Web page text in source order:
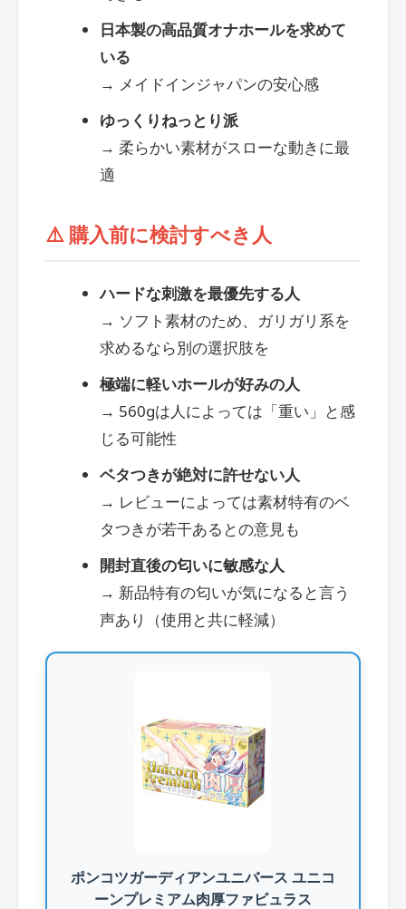
日本製の高品質オナホールを求めて
いる
→ メイドインジャパンの安心感
ゆっくりねっとり派
→ 柔らかい素材がスローな動きに最
適
⚠️ 購入前に検討すべき人
ハードな刺激を最優先する人
→ ソフト素材のため、ガリガリ系を
求めるなら別の選択肢を
極端に軽いホールが好みの人
→ 560gは人によっては「重い」と感
じる可能性
ベタつきが絶対に許せない人
→ レビューによっては素材特有のベ
タつきが若干あるとの意見も
開封直後の匂いに敏感な人
→ 新品特有の匂いが気になると言う
声あり（使用と共に軽減）
ポンコツガーディアンユニバース ユニコ
ーンプレミアム肉厚ファビュラス